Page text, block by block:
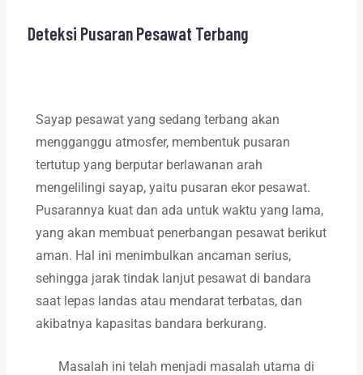
Deteksi Pusaran Pesawat Terbang
Sayap pesawat yang sedang terbang akan
mengganggu atmosfer, membentuk pusaran
tertutup yang berputar berlawanan arah
mengelilingi sayap, yaitu pusaran ekor pesawat.
Pusarannya kuat dan ada untuk waktu yang lama,
yang akan membuat penerbangan pesawat berikut
aman. Hal ini menimbulkan ancaman serius,
sehingga jarak tindak lanjut pesawat di bandara
saat lepas landas atau mendarat terbatas, dan
akibatnya kapasitas bandara berkurang.
Masalah ini telah menjadi masalah utama di